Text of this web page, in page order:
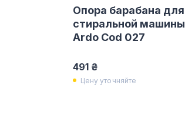
Опора барабана для
стиральной машины
Ardo Cod 027
491 ₴
Цену уточняйте